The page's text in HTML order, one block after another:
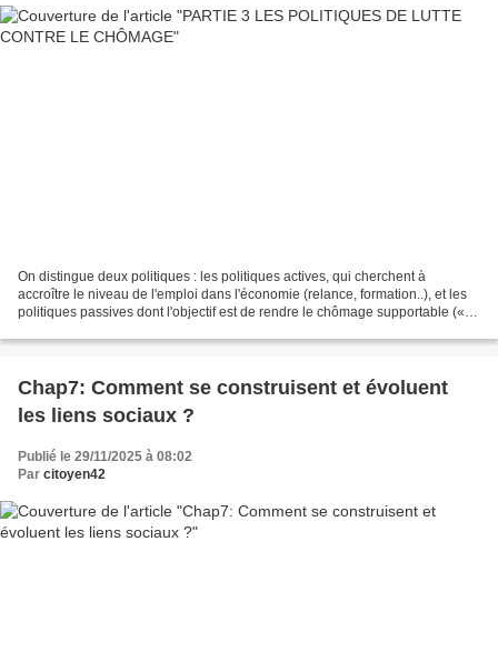
On distingue deux politiques : les politiques actives, qui cherchent à
accroître le niveau de l'emploi dans l'économie (relance, formation..), et les
politiques passives dont l'objectif est de rendre le chômage supportable («
Chap7: Comment se construisent et évoluent
les liens sociaux ?
Publié le 29/11/2025 à 08:02
Par citoyen42